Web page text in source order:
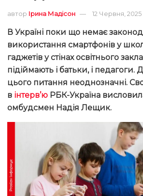
автор Ірина Мадісон 12 Червня, 2025
В Україні поки що немає
використання смартфонів у
гаджетів у стінах освітнього
підіймають і батьки, і
цього питання неоднозначні.
в інтерв’ю РБК-Україна
омбудсмен Надія Лещик.